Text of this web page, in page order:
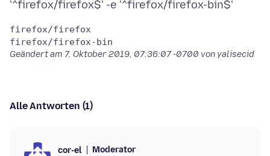
firefox/firefox
Geändert am 7. Oktober 2019, 07:36:07 -0700 von yalisecid
Alle Antworten (1)
cor-el Moderator